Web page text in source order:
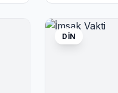
DIN